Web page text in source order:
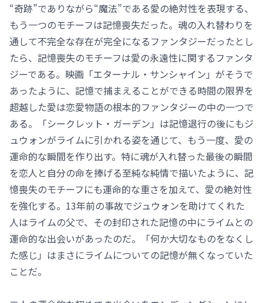
“奇跡”でありながら“魔法”である愛の絶対性を表現する、
もう一つのモチーフは記憶喪失だった。魂の入れ替わりを
通して不完全な存在が完全になるファンタジーだったとし
たら、記憶喪失のモチーフは愛の永遠性に関するファンタ
ジーである。映画「エターナル・サンシャイン」がそうで
あったように、記憶で捕まえることができる時間の限界を
超越した愛は恋愛物語の根本的ファンタジーの中の一つで
ある。「シークレット・ガーデン」は記憶退行の後にもジ
ュウォンがライムに引かれる姿を通じて、もう一度、愛の
運命的な瞬間を作り出す。特に魂が入れ替った最後の瞬間
を恋人と自分の命を捧げる至純な純情で描いたように、記
憶喪失のモチーフにも運命的な重さを加えて、愛の絶対性
を強化する。13年前の事故でジュウォンを助けてくれた
人はライムの父で、その封印された記憶の中にライムとの
運命的な出会いがあったのだ。「何か大切なものをなくし
た感じ」はまさにライムについての記憶が無くなっていた
ことだ。